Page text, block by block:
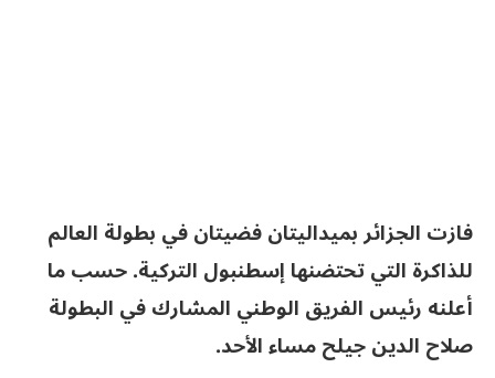
فازت الجزائر بميداليتان فضيتان في بطولة العالم
للذاكرة التي تحتضنها إسطنبول التركية. حسب ما
أعلنه رئيس الفريق الوطني المشارك في البطولة
صلاح الدين جيلح مساء الأحد.